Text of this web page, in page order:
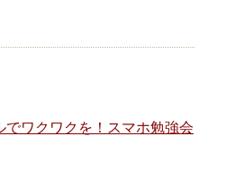
でワクワクを！スマホ勉強会